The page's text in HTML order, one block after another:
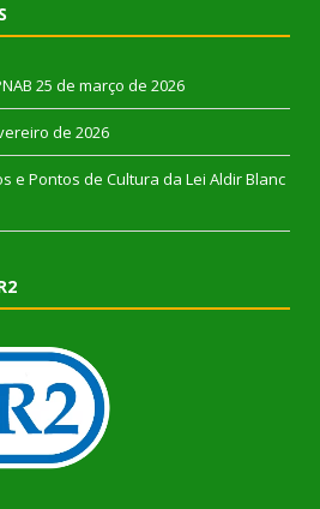
25 de março de 2026
de 2026
e Pontos de Cultura da Lei Aldir Blanc